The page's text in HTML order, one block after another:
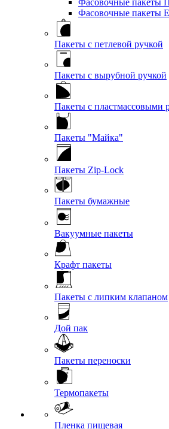
Фасовочные пакеты
Фасовочные пакеты
Пакеты с петлевой ручкой
Пакеты с вырубной ручкой
Пакеты с пластмассовыми
Пакеты "Майка"
Пакеты Zip-Lock
Пакеты бумажные
Вакуумные пакеты
Крафт пакеты
Пакеты с липким клапаном
Дой пак
Пакеты переноски
Термопакеты
Пленка пищевая